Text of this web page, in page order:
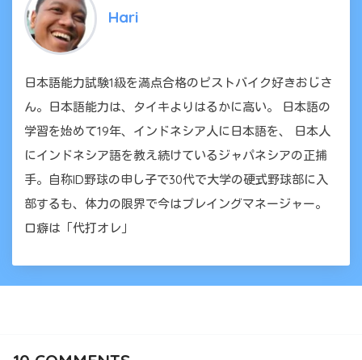
Hari
日本語能力試験1級を満点合格のピストバイク好きおじさ
ん。日本語能力は、タイキよりはるかに高い。 日本語の
学習を始めて19年、インドネシア人に日本語を、 日本人
にインドネシア語を教え続けているジャパネシアの正捕
手。自称ID野球の申し子で30代で大学の硬式野球部に入
部するも、体力の限界で今はプレイングマネージャー。
口癖は「代打オレ」